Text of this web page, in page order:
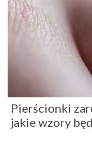
Pierścionki
jakie wzory